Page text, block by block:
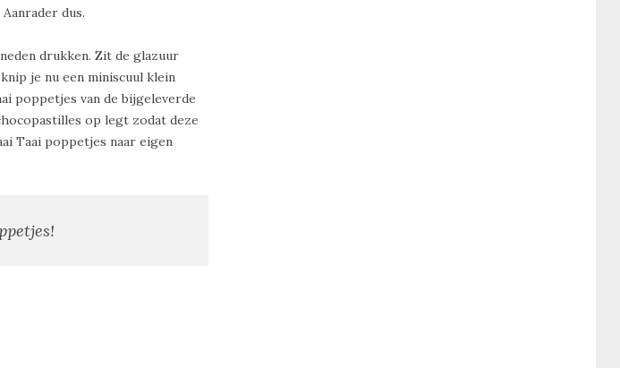
dus.
drukken. Zit de glazuur
je nu een miniscuul klein
poppetjes van de bijgeleverde
op legt zodat deze
Taai poppetjes naar eigen